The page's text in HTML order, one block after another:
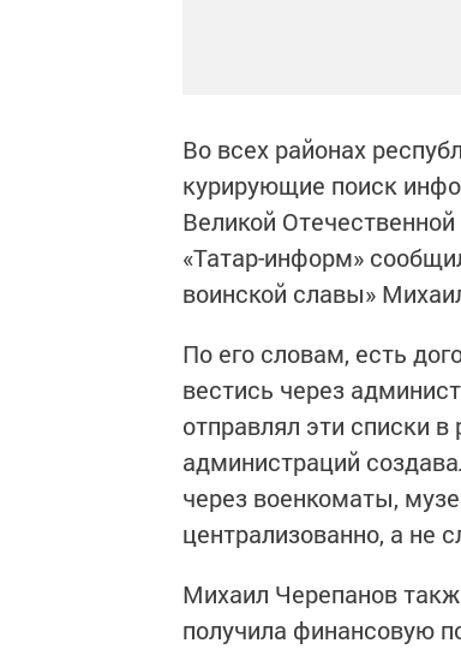
Во всех районах
курирующие поиск
Великой
«Татар-информ»
воинской славы»
По его словам, есть
вестись через
отправлял эти списки
администраций
через военкоматы,
централизованно, а не
Михаил Черепанов
получила финансовую